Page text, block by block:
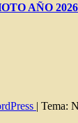
AÑO 2026
| Tema: